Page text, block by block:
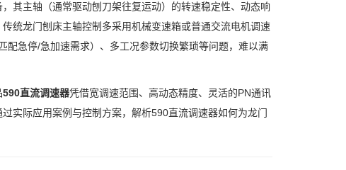
其主轴（通常驱动刨刀架往复运动）的转速稳定性、动态响
统龙门刨床主轴控制多采用机械变速箱或普通交流电机调速
急停/急加速需求）、多工况参数切换繁琐等问题，难以满
590直流调速器凭借宽调速范围、高动态精度、灵活的PN通讯
实际应用案例与控制方案，解析590直流调速器如何为龙门